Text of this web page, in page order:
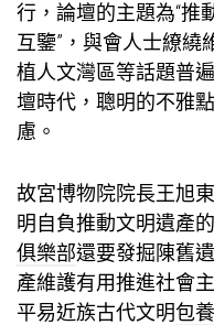
行，論壇的主題為“推
互鑒”，與會人士繚繞
植人文灣區等話題普
壇時代，聰明的不雅點
慮。
故宮博物院院長王旭
明自負推動文明遺產
俱樂部還要發掘陳舊
產維護有用推進社會
平易近族古代文明包養